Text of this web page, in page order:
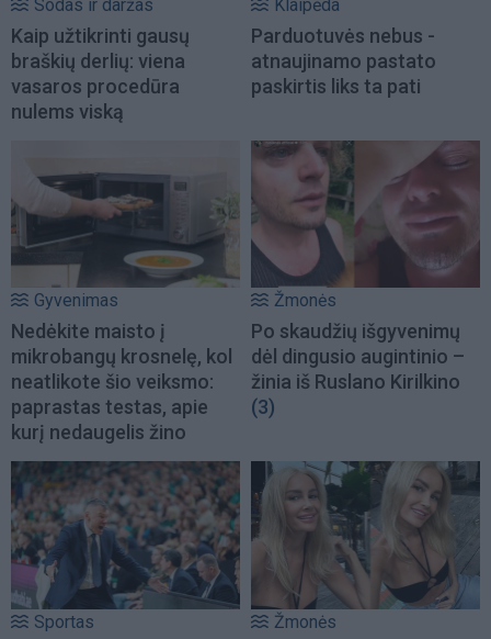
Sodas ir daržas
Kaip užtikrinti gausų
braškių derlių: viena
vasaros procedūra
nulems viską
Klaipėda
Parduotuvės nebus -
atnaujinamo pastato
paskirtis liks ta pati
Gyvenimas
Nedėkite maisto į
mikrobangų krosnelę, kol
neatlikote šio veiksmo:
paprastas testas, apie
kurį nedaugelis žino
Žmonės
Po skaudžių išgyvenimų
dėl dingusio augintinio –
žinia iš Ruslano Kirilkino
(3)
Sportas Žmonės